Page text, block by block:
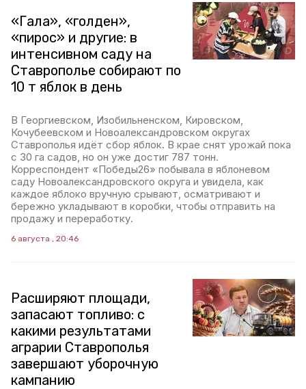
«Гала», «голден»,
«пирос» и другие: в
интенсивном саду на
Ставрополье собирают по
10 т яблок в день
В Георгиевском, Изобильненском, Кировском,
Кочубеевском и Новоалександровском округах
Ставрополья идёт сбор яблок. В крае снят урожай пока
с 30 га садов, но он уже достиг 787 тонн.
Корреспондент «Победы26» побывала в яблоневом
саду Новоалександровского округа и увидела, как
каждое яблоко вручную срывают, осматривают и
бережно укладывают в коробки, чтобы отправить на
продажу и переработку.
6 августа , 20:46
Расширяют площади,
запасают топливо: с
какими результатами
аграрии Ставрополья
завершают уборочную
кампанию